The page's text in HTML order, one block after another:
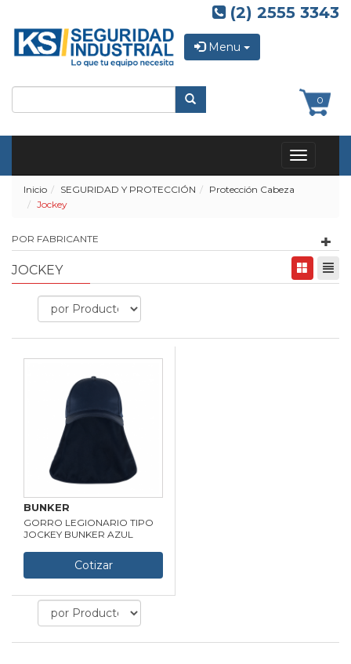
(2) 2555 3343
Menu
0
Toggle
Inicio
SEGURIDAD Y PROTECCIÓN
Protección Cabeza
Jockey
POR FABRICANTE
JOCKEY
BUNKER
GORRO LEGIONARIO TIPO
JOCKEY BUNKER AZUL
Cotizar